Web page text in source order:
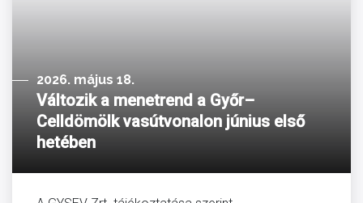
2026. május 18.
Változik a menetrend a Győr–
Celldömölk vasútvonalon június első
hetében